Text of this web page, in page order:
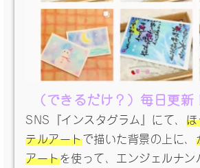
（できるだけ？）毎日更新
SNS『インスタグラム』にて、
テルアートで描いた背景の上に、
アートを使って、エンジェルナン